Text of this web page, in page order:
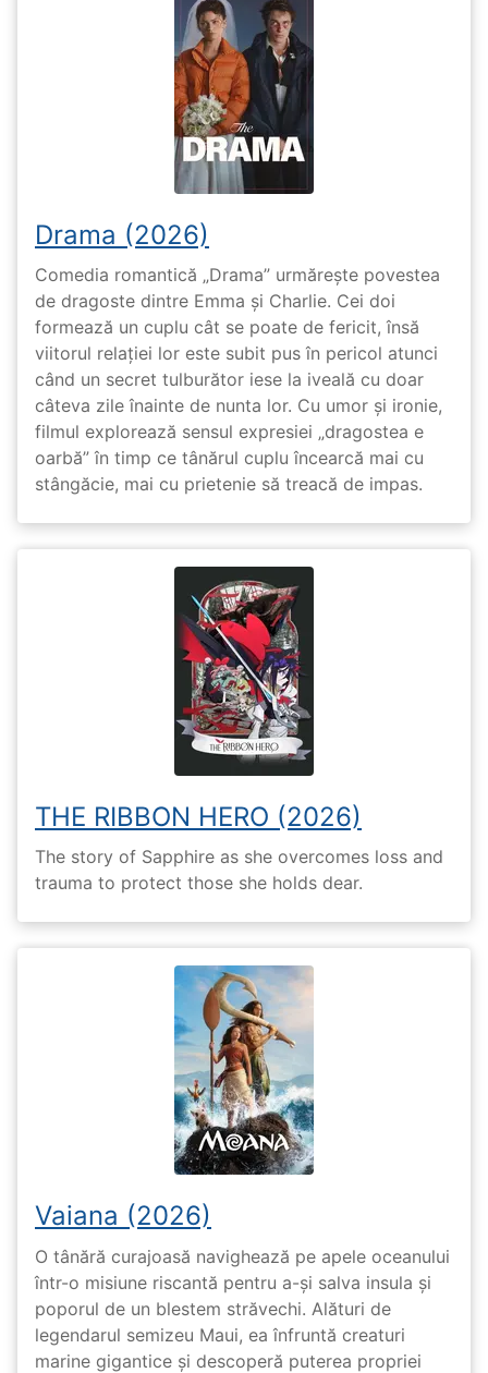
Drama (2026)
Comedia romantică „Drama” urmărește povestea
de dragoste dintre Emma și Charlie. Cei doi
formează un cuplu cât se poate de fericit, însă
viitorul relației lor este subit pus în pericol atunci
când un secret tulburător iese la iveală cu doar
câteva zile înainte de nunta lor. Cu umor și ironie,
filmul explorează sensul expresiei „dragostea e
oarbă” în timp ce tânărul cuplu încearcă mai cu
stângăcie, mai cu prietenie să treacă de impas.
THE RIBBON HERO (2026)
The story of Sapphire as she overcomes loss and
trauma to protect those she holds dear.
Vaiana (2026)
O tânără curajoasă navighează pe apele oceanului
într-o misiune riscantă pentru a-și salva insula și
poporul de un blestem străvechi. Alături de
legendarul semizeu Maui, ea înfruntă creaturi
marine gigantice și descoperă puterea propriei